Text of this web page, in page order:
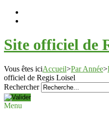
Site officiel de
Vous êtes iciAccueil>Par Année>
officiel de Regis Loisel
Rechercher
Menu